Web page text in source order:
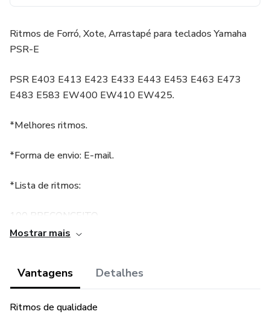
Ritmos de Forró, Xote, Arrastapé para teclados Yamaha
PSR-E
PSR E403 E413 E423 E433 E443 E453 E463 E473
E483 E583 EW400 EW410 EW425.
*Melhores ritmos.
*Forma de envio: E-mail.
*Lista de ritmos:
100 PRECONCEITO
A LOBA 2
ACACIO
Mostrar mais
Vantagens Detalhes
Ritmos de qualidade